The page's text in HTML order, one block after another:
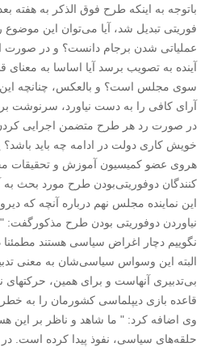
باتوجه به اینکه طرح فوق الذکر به هفته
فوریتی تبدیل شد، آیا می‌توان این
عملیاتی شدن برجام دانست؟ و در صورت
آینده به تصویب برسد آیا اساسا به معنای
سوی مجلس است؟ و بالعکس، چنانچه این
آرای کافی را به دست نیاورد، سرنوشت
در صورت رد هر طرح متضمن اجرایی
خویش کاری دولت در ادامه چه باید
هروی عضو کمیسیون آموزش و تحقیقات
کنندگان دوفوریتی‌بودن طرح مورد بحث به
این نماینده مجلس نهم درباره آنچه که
نیاوردن دوفوریتی بودن طرح مذکورگفت:
نگوییم دچار اغراض سیاسی هستند
البته این وسواس سیاسی‌شان به معنی
بی‌تدبیری آنهاست و برای همین، حرکتهای
قاعده بازی دیپلماسی کشورمان را به
وی اضافه کرد: " ما شاهد و ناظر بر این
حلقه‌های سیاسی، نفوذ پیدا کرده است.